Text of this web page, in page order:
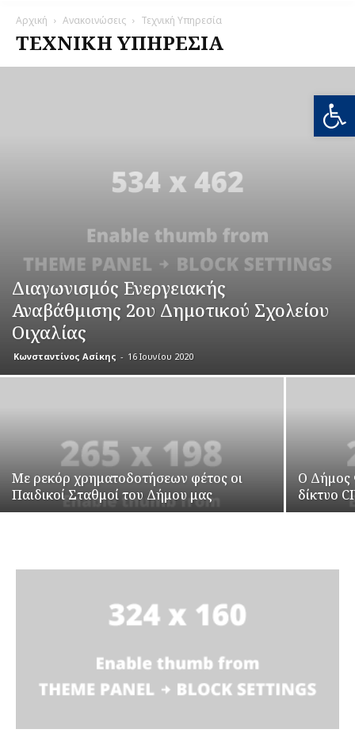
Αρχική Ανακοινώσεις Τεχνική Υπηρεσία
ΤΕΧΝΙΚΉ ΥΠΗΡΕΣΊΑ
Διαγωνισμός Ενεργειακής
Αναβάθμισης 2ου Δημοτικού Σχολείου
Οιχαλίας
Κωνσταντίνος Ασίκης - 16 Ιουνίου 2020
Με ρεκόρ χρηματοδοτήσεων φέτος οι
Παιδικοί Σταθμοί του Δήμου μας
O Δήμος
δίκτυο